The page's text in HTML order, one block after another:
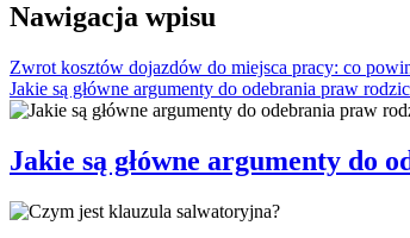
Nawigacja wpisu
Zwrot kosztów dojazdów do miejsca pracy: co
Jakie są główne argumenty do odebrania praw
Jakie są główne argumenty do